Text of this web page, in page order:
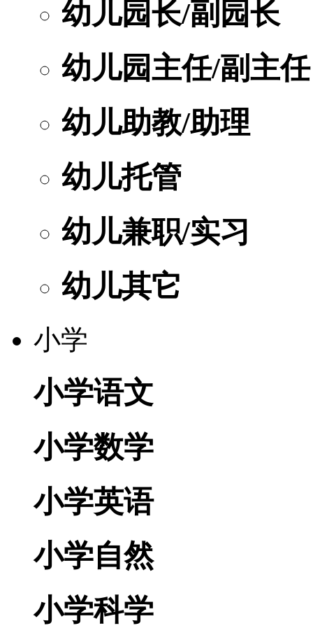
幼儿园长/副园长
幼儿园主任/副主任
幼儿助教/助理
幼儿托管
幼儿兼职/实习
幼儿其它
小学
小学语文
小学数学
小学英语
小学自然
小学科学